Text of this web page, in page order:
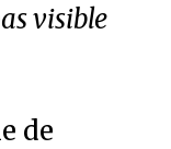
visible
de